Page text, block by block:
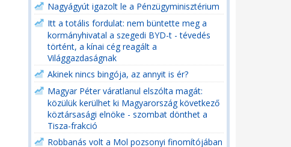
Nagyágyút igazolt le a Pénzügyminisztérium
Itt a totális fordulat: nem büntette meg a
kormányhivatal a szegedi BYD-t - tévedés
történt, a kínai cég reagált a
Világgazdaságnak
Akinek nincs bingója, az annyit is ér?
Magyar Péter váratlanul elszólta magát:
közülük kerülhet ki Magyarország következő
köztársasági elnöke - szombat dönthet a
Tisza-frakció
Robbanás volt a Mol pozsonyi finomítójában